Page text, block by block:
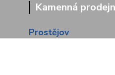
Kamenná
Prostějov